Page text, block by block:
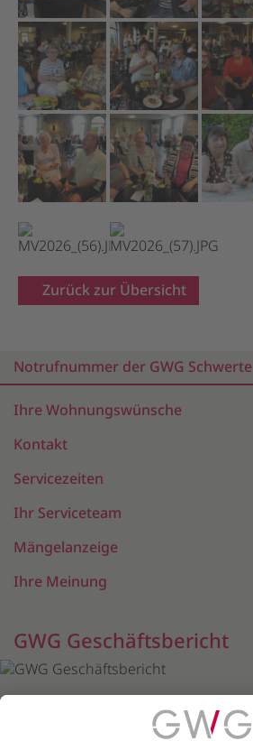
Zurück zur Übersicht
Notrufnummer der GWG Schwerte
Ihre Wohnungswünsche
Kontakt
Servicezeiten
Ihr Serviceteam
Mängelanzeige
Ihre Meinung
GWG Geschäftsbericht